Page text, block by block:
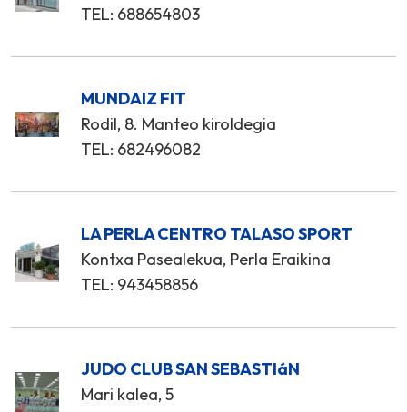
TEL: 688654803
MUNDAIZ FIT
Rodil, 8. Manteo kiroldegia
TEL: 682496082
LA PERLA CENTRO TALASO SPORT
Kontxa Pasealekua, Perla Eraikina
TEL: 943458856
JUDO CLUB SAN SEBASTIáN
Mari kalea, 5